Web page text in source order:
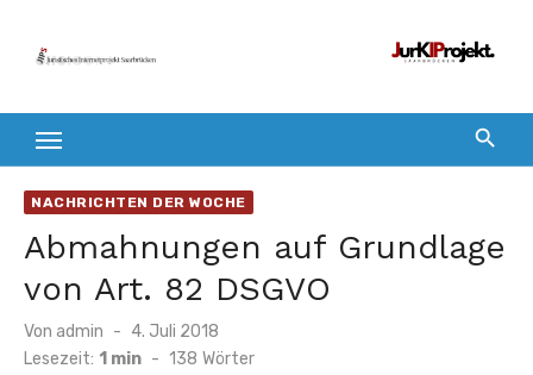
Inhalt
NACHRICHTEN DER WOCHE
Abmahnungen auf Grundlage
von Art. 82 DSGVO
Von admin
Veröffentlicht
am
4. Juli 2018
Lesezeit: 1 min - 138 Wörter